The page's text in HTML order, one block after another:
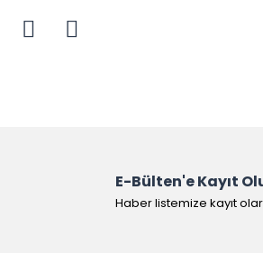
E-Bülten'e Kayıt
Haber listemize kayıt